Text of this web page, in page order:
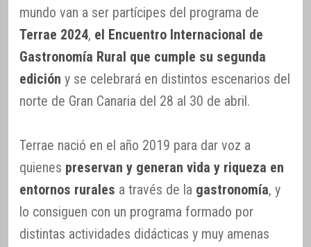
mundo van a ser partícipes del programa de
Terrae 2024, el Encuentro Internacional de
Gastronomía Rural que cumple su segunda
edición y se celebrará en distintos escenarios del
norte de Gran Canaria del 28 al 30 de abril.
Terrae nació en el año 2019 para dar voz a
quienes preservan y generan vida y riqueza en
entornos rurales a través de la gastronomía, y
lo consiguen con un programa formado por
distintas actividades didácticas y muy amenas